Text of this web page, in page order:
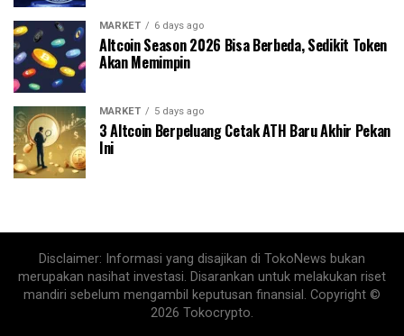
MARKET 6 days ago
Altcoin Season 2026 Bisa Berbeda, Sedikit Token
Akan Memimpin
MARKET 5 days ago
3 Altcoin Berpeluang Cetak ATH Baru Akhir Pekan
Ini
Disclaimer: Informasi yang disajikan di TokoNews bukan
merupakan nasihat investasi. Disarankan untuk melakukan riset
mandiri sebelum mengambil keputusan finansial. Copyright ©
2026 Tokocrypto.